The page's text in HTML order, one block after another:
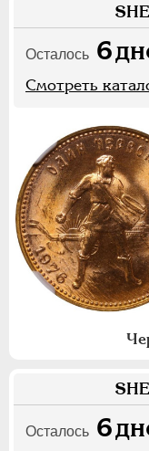
Осталось 6
Смотреть
Осталось 6